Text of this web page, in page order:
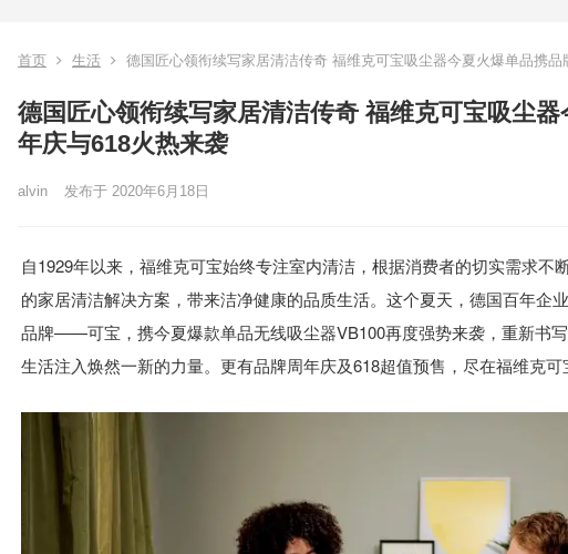
首页 生活 德国匠心领衔续写家居清洁传奇 福维克可宝吸尘器今夏火爆单品携品
德国匠心领衔续写家居清洁传奇 福维克可宝吸尘
年庆与618火热来袭
alvin 发布于 2020年6月18日
自1929年以来，福维克可宝始终专注室内清洁，根据消费者的切实需求不
的家居清洁解决方案，带来洁净健康的品质生活。这个夏天，德国百年企
品牌——可宝，携今夏爆款单品无线吸尘器VB100再度强势来袭，重新书
生活注入焕然一新的力量。更有品牌周年庆及618超值预售，尽在福维克可